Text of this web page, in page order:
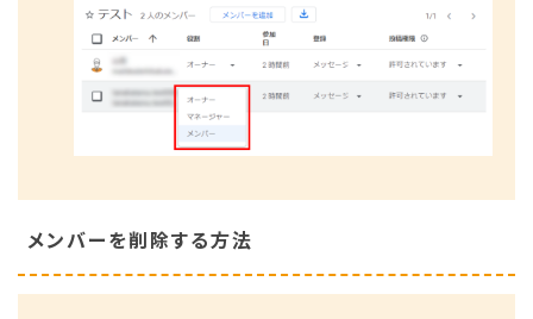
メンバーを削除する方法